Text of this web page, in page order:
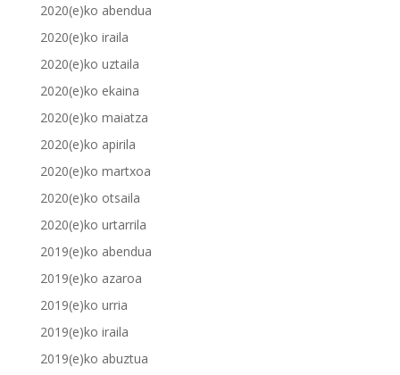
2020(e)ko abendua
2020(e)ko iraila
2020(e)ko uztaila
2020(e)ko ekaina
2020(e)ko maiatza
2020(e)ko apirila
2020(e)ko martxoa
2020(e)ko otsaila
2020(e)ko urtarrila
2019(e)ko abendua
2019(e)ko azaroa
2019(e)ko urria
2019(e)ko iraila
2019(e)ko abuztua